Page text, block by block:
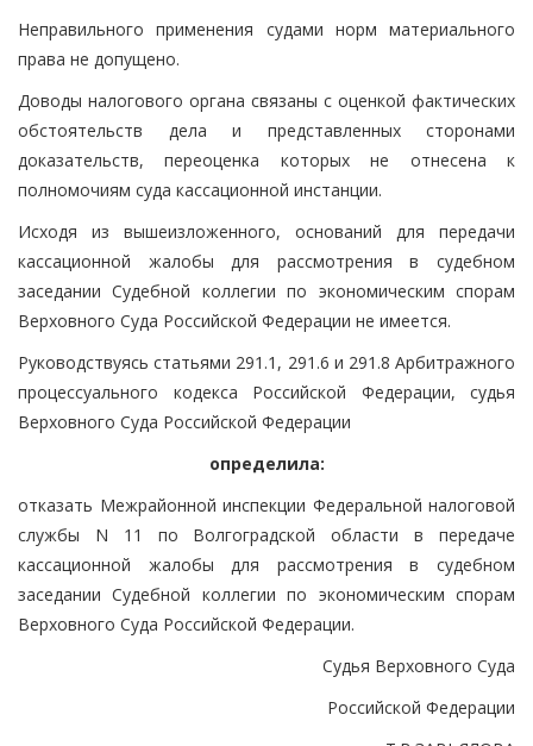
Неправильного применения судами норм материального
права не допущено.
Доводы налогового органа связаны с оценкой фактических
обстоятельств дела и представленных сторонами
доказательств, переоценка которых не отнесена к
полномочиям суда кассационной инстанции.
Исходя из вышеизложенного, оснований для передачи
кассационной жалобы для рассмотрения в судебном
заседании Судебной коллегии по экономическим спорам
Верховного Суда Российской Федерации не имеется.
Руководствуясь статьями 291.1, 291.6 и 291.8 Арбитражного
процессуального кодекса Российской Федерации, судья
Верховного Суда Российской Федерации
определила:
отказать Межрайонной инспекции Федеральной налоговой
службы N 11 по Волгоградской области в передаче
кассационной жалобы для рассмотрения в судебном
заседании Судебной коллегии по экономическим спорам
Верховного Суда Российской Федерации.
Судья Верховного Суда
Российской Федерации